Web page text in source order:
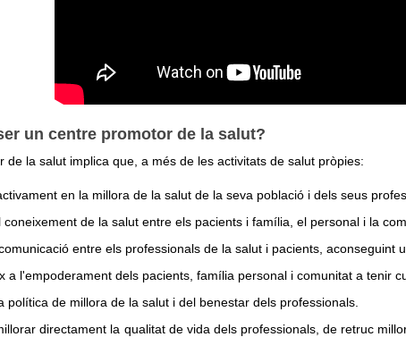
un centre promotor de la salut?
de la salut implica que, a més de les activitats de salut pròpies:
en la millora de la salut de la seva població i dels seus
coneixement de la salut entre els pacients i família, el personal i la
entre els professionals de la salut i pacients, aconseguint
a l'empoderament dels pacients, família personal i comunitat a tenir
política de millora de la salut i del benestar dels professionals.
directament la qualitat de vida dels professionals, de retruc